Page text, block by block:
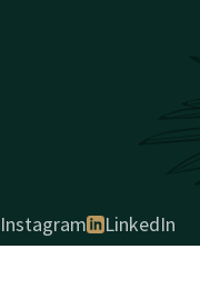
Instagram LinkedIn